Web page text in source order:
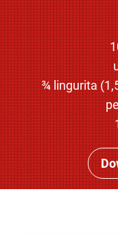
¾ lingurita